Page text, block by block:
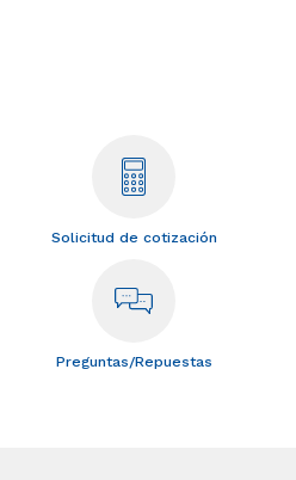
Solicitud de cotización
Preguntas/Repuestas